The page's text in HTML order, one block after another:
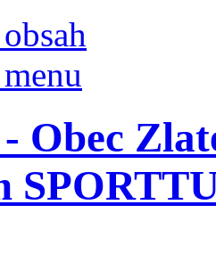
Obec